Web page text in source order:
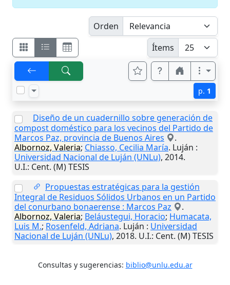
Orden
Ítems
p. 1
Diseño de un cuadernillo sobre generación de
compost doméstico para los vecinos del Partido de
Marcos Paz, provincia de Buenos Aires
.
Albornoz, Valeria; Chiasso, Cecilia María. Luján :
Universidad Nacional de Luján (UNLu), 2014.
U.I.: Cent. (M) TESIS
Propuestas estratégicas para la gestión
Integral de Residuos Sólidos Urbanos en un Partido
del conurbano bonaerense : Marcos Paz
.
Albornoz, Valeria; Beláustegui, Horacio; Humacata,
Luis M.; Rosenfeld, Adriana. Luján : Universidad
Nacional de Luján (UNLu), 2018. U.I.: Cent. (M) TESIS
Consultas y sugerencias: biblio@unlu.edu.ar